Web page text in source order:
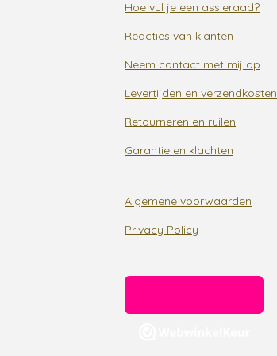
Hoe vul je een assieraad?
Reacties van klanten
Neem contact met mij op
Levertijden en verzendkosten
Retourneren en ruilen
Garantie en klachten
Algemene voorwaarden
Privacy Policy